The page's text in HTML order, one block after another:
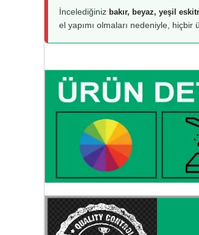
İncelediğiniz bakır, beyaz, yeşil
el yapımı olmaları nedeniyle,